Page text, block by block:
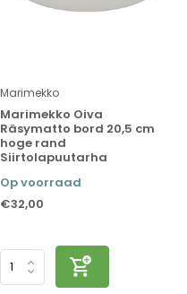
Marimekko
Marimekko Oiva
Räsymatto bord 20,5 cm
hoge rand
Siirtolapuutarha
Op voorraad
€32,00